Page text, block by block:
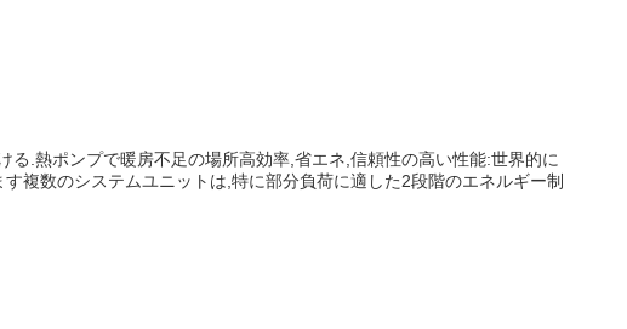
.熱ポンプで暖房不足の場所高効率,省エネ,信頼性の高い性能:世界的に
複数のシステムユニットは,特に部分負荷に適した2段階のエネルギー制